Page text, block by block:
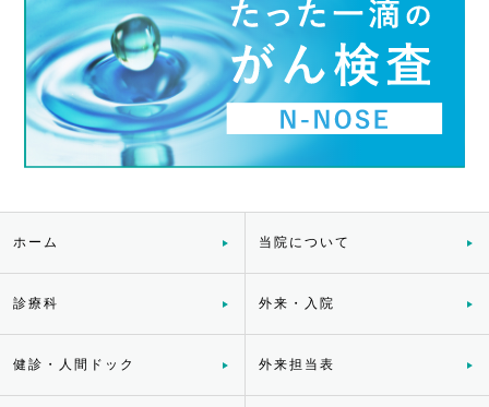
ホーム 当院について
診療科 外来・入院
健診・人間ドック 外来担当表